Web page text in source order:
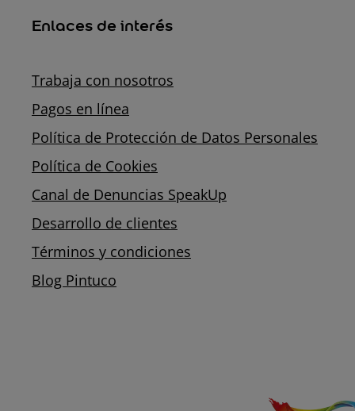
Enlaces de interés
Trabaja con nosotros
Pagos en línea
Política de Protección de Datos Personales
Política de Cookies
Canal de Denuncias SpeakUp
Desarrollo de clientes
Términos y condiciones
Blog Pintuco